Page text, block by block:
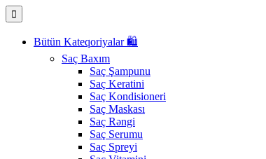
Bütün Kateqoriyalar 🛍️
Saç Baxım
Saç Şampunu
Saç Keratini
Saç Kondisioneri
Saç Maskası
Saç Rəngi
Saç Serumu
Saç Spreyi